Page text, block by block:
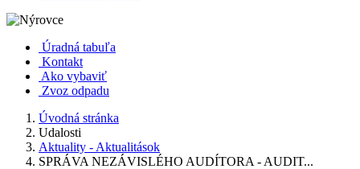
Úradná tabuľa
Kontakt
Ako vybaviť
Zvoz odpadu
Úvodná stránka
Udalosti
Aktuality - Aktualitások
SPRÁVA NEZÁVISLÉHO AUDÍTORA - AUDIT...